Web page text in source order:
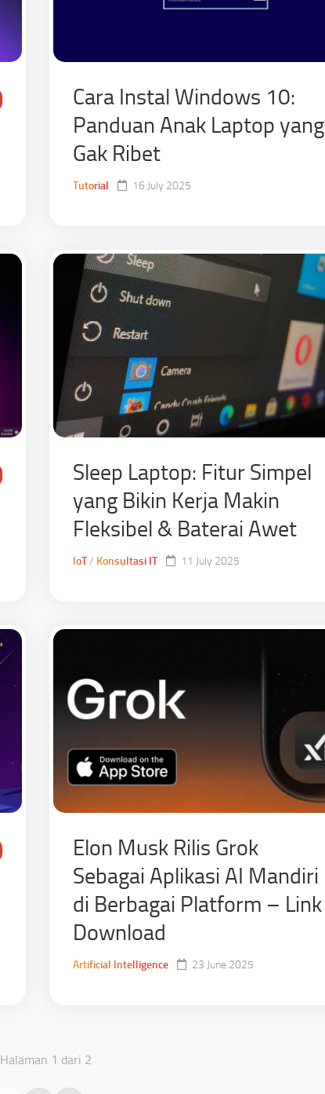
Cara Instal Windows 10:
Panduan Anak Laptop yang
Gak Ribet
Tutorial 16 July 2025
Sleep Laptop: Fitur Simpel
yang Bikin Kerja Makin
Fleksibel & Baterai Awet
IoT/ Konsultasi IT 11 July 2025
Elon Musk Rilis Grok
Sebagai Aplikasi AI Mandiri
di Berbagai Platform – Link
Download
Artificial Intelligence 23 June 2025
Halaman 1 dari 2